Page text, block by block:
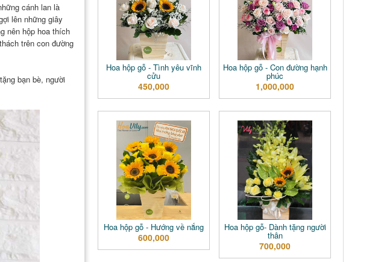
cánh lan là
lên những giây
nên hộp hoa thích
trên con đường
bạn bè, người
Hoa hộp gỗ - Tình yêu vĩnh
cửu
450,000
Hoa hộp gỗ - Con đường hạnh
phúc
1,000,000
Hoa hộp gỗ - Hướng về nắng
600,000
Hoa hộp gỗ- Dành tặng người
thân
700,000